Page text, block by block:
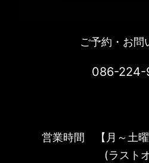
ご予約・お問
086-224-
営業時間 【月～土
(ラストオー